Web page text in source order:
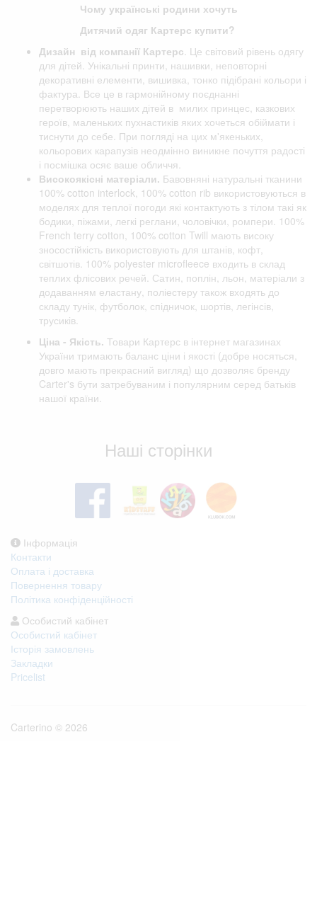
Чому українські родини хочуть
Дитячий одяг Картерс купити?
Дизайн від компанії Картерс . Це світовий рівень одягу
для дітей. Унікальні принти, нашивки, неповторні
декоративні елементи, вишивка, тонко підібрані кольори і
фактура. Все це в гармонійному поєднанні
перетворюють наших дітей в милих принцес, казкових
героїв, маленьких пухнастиків яких хочеться обіймати і
тиснути до себе. При погляді на цих м'якеньких,
кольорових карапузів неодмінно виникне почуття радості
і посмішка осяє ваше обличчя.
Високоякісні матеріали. Бавовняні натуральні тканини
100% cotton interlock, 100% cotton rib використовуються в
моделях для теплої погоди які контактують з тілом такі як
бодики, піжами, легкі реглани, чоловічки, ромпери. 100%
French terry cotton, 100% cotton Twill мають високу
зносостійкість використовують для штанів, кофт,
світшотів. 100% polyester microfleece входить в склад
теплих флісових речей. Сатин, поплін, льон, матеріали з
додаванням еластану, поліестеру також входять до
складу тунік, футболок, спідничок, шортів, легінсів,
трусиків.
Ціна - Якість. Товари Картерс в інтернет магазинах
України тримають баланс ціни і якості (добре носяться,
довго мають прекрасний вигляд) що дозволяє бренду
Carter's бути затребуваним і популярним серед батьків
нашої країни.
Наші сторінки
Інформація
Контакти
Оплата і доставка
Повернення товару
Політика конфіденційності
Особистий кабінет
Особистий кабінет
Історія замовлень
Закладки
Pricelist
Carterino © 2026